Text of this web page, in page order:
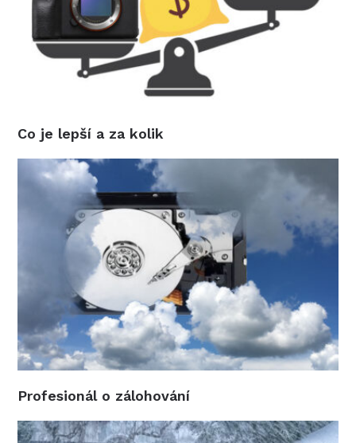
Co je lepší a za kolik
Profesionál o zálohování